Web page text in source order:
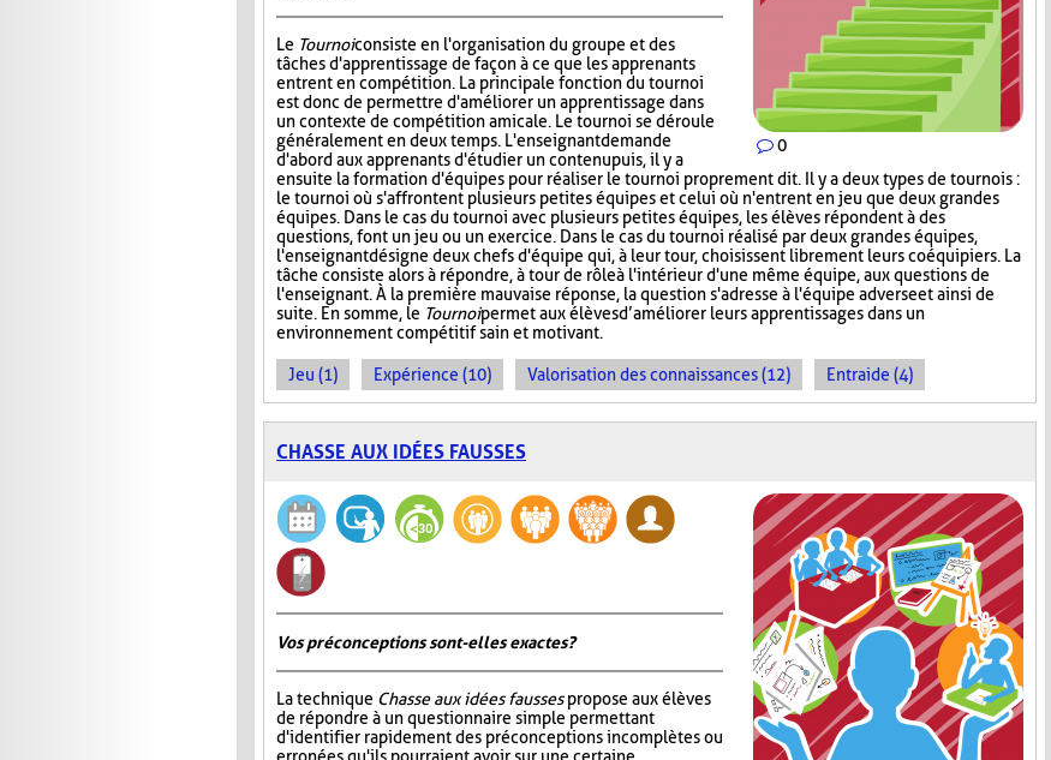
0
Le Tournoiconsiste en l'organisation du groupe et des
tâches d'apprentissage de façon à ce que les apprenants
entrent en compétition. La principale fonction du tournoi
est donc de permettre d'améliorer un apprentissage dans
un contexte de compétition amicale. Le tournoi se déroule
généralement en deux temps. L'enseignant demande
d'abord aux apprenants d'étudier un contenu puis, il y a
ensuite la formation d'équipes pour réaliser le tournoi proprement dit. Il y a deux types de tournois :
le tournoi où s'affrontent plusieurs petites équipes et celui où n'entrent en jeu que deux grandes
équipes. Dans le cas du tournoi avec plusieurs petites équipes, les élèves répondent à des
questions, font un jeu ou un exercice. Dans le cas du tournoi réalisé par deux grandes équipes,
l'enseignant désigne deux chefs d'équipe qui, à leur tour, choisissent librement leurs coéquipiers. La
tâche consiste alors à répondre, à tour de rôle à l'intérieur d'une même équipe, aux questions de
l'enseignant. À la première mauvaise réponse, la question s'adresse à l'équipe adverse et ainsi de
suite. En somme, le Tournoipermet aux élèves d’améliorer leurs apprentissages dans un
environnement compétitif sain et motivant.
Jeu (1) Expérience (10) Valorisation des connaissances (12) Entraide (4)
CHASSE AUX IDÉES FAUSSES
Vos préconceptions sont-elles exactes ?
La technique Chasse aux idées faussespropose aux élèves
de répondre à un questionnaire simple permettant
d'identifier rapidement des préconceptions incomplètes ou